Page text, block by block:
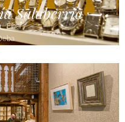
Salaberria
Eibar